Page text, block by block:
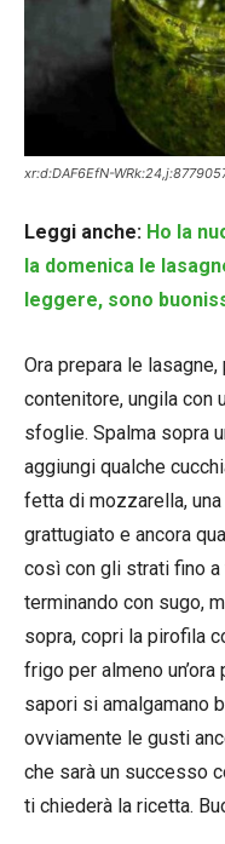
xr:d:DAF6EfN-
Leggi anche: Ho la
la domenica le
leggere, sono
Ora prepara le
contenitore, ungila con
sfoglie. Spalma sopra
aggiungi qualche
fetta di mozzarella,
grattugiato e ancora
così con gli strati fino
terminando con sugo,
sopra, copri la pirofila
frigo per almeno
sapori si amalgamano
ovviamente le gusti
che sarà un successo
ti chiederà la ricetta.